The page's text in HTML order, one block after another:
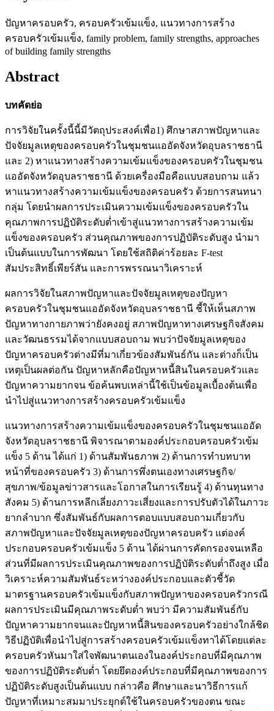
ปัญหาครอบครัว, ครอบครัวเข้มแข็ง, แนวทางการสร้าง
ครอบครัวเข้มแข็ง, family problem, family strengths, approaches
of building family strengths
Abstract
บทคัดย่อ
การวิจัยในครั้งนี้นี้มีวัตถุประสงค์เพื่อ1) ศึกษาสภาพปัญหาและ
ปัจจัยมูลเหตุของครอบครัวในชุมชนแออัดจังหวัดอุบลราชธานี
และ 2) หาแนวทางสร้างความเข้มแข็งของครอบครัวในชุมชน
แออัดจังหวัดอุบลราชธานี ด้วยเครื่องมือคือแบบสอบถาม แล้ว
หาแนวทางสร้างความเข้มแข็งของครอบครัว ด้วยการสนทนา
กลุ่ม โดยนำผลการประเมินความเข้มแข็งของครอบครัวใน
คุณภาพการปฏิบัติระดับต่ำเข้าสู่แนวทางการสร้างความเข้ม
แข็งของครอบครัว ส่วนคุณภาพของการปฏิบัติระดับสูง นำมา
เป็นต้นแบบในการพัฒนา โดยใช้สถิติค่าร้อยละ F-test
สัมประสิทธิ์เพียร์สัน และการพรรณนาวิเคราะห์
ผลการวิจัยในสภาพปัญหาและปัจจัยมูลเหตุของปัญหา
ครอบครัวในชุมชนแออัดจังหวัดอุบลราชธานี ชี้ให้เห็นสภาพ
ปัญหาทางกายภาพว่ายังคงอยู่ สภาพปัญหาทางเศรษฐกิจสังคม
และวัฒนธรรมได้จากแบบสอบถาม พบว่าปัจจัยมูลเหตุของ
ปัญหาครอบครัวต่างมีที่มาเกี่ยวข้องสัมพันธ์กัน และต่างก็เป็น
เหตุเป็นผลต่อกัน ปัญหาหลักคือปัญหาหนี้สินในครอบครัวและ
ปัญหาความยากจน ข้อค้นพบเหล่านี้ใช้เป็นข้อมูลเบื้องต้นเพื่อ
นำไปสู่แนวทางการสร้างครอบครัวเข้มแข็ง
แนวทางการสร้างความเข้มแข็งของครอบครัวในชุมชนแออัด
จังหวัดอุบลราชธานี พิจารณาตามองค์ประกอบครอบครัวเข้ม
แข็ง 5 ด้าน ได้แก่ 1) ด้านสัมพันธภาพ 2) ด้านการทำบทบาท
หน้าที่ของครอบครัว 3) ด้านการพึ่งตนเองทางเศรษฐกิจ/
สุขภาพ/ข้อมูลข่าวสารและโอกาสในการเรียนรู้ 4) ด้านทุนทาง
สังคม 5) ด้านการหลีกเลี่ยงภาวะเสี่ยงและการปรับตัวได้ในภาวะ
ยากลำบาก ซึ่งสัมพันธ์กับผลการตอบแบบสอบถามเกี่ยวกับ
สภาพปัญหาและปัจจัยมูลเหตุของปัญหาครอบครัว แต่องค์
ประกอบครอบครัวเข้มแข็ง 5 ด้าน ได้ผ่านการคัดกรองจนเหลือ
ส่วนที่มีผลการประเมินคุณภาพของการปฏิบัติระดับต่ำถึงสูง เมื่อ
วิเคราะห์ความสัมพันธ์ระหว่างองค์ประกอบและตัวชี้วัด
มาตรฐานครอบครัวเข้มแข็งกับสภาพปัญหาของครอบครัวกรณี
ผลการประเมินมีคุณภาพระดับต่ำ พบว่า มีความสัมพันธ์กับ
ปัญหาความยากจนและปัญหาหนี้สินของครอบครัวอย่างใกล้ชิด
วิธีปฏิบัติเพื่อนำไปสู่การสร้างครอบครัวเข้มแข็งทาได้โดยแต่ละ
ครอบครัวหันมาใส่ใจพัฒนาตนเองในองค์ประกอบที่มีคุณภาพ
ของการปฏิบัติระดับต่ำ โดยยึดองค์ประกอบที่มีคุณภาพของการ
ปฏิบัติระดับสูงเป็นต้นแบบ กล่าวคือ ศึกษาและนาวิธีการแก้
ปัญหาที่เหมาะสมมาประยุกต์ใช้ในครอบครัวของตน ขณะ